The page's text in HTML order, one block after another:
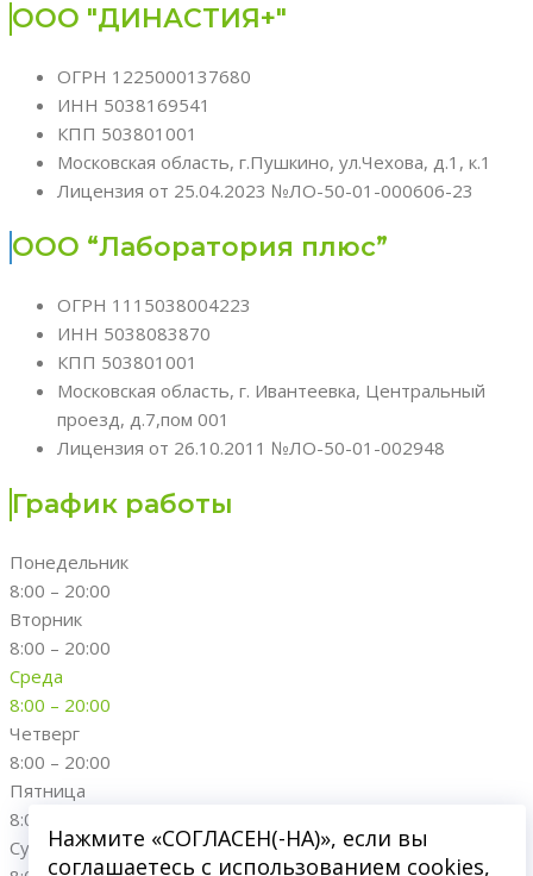
ООО "ДИНАСТИЯ+"
ОГРН 1225000137680
ИНН 5038169541
КПП 503801001
Московская область, г.Пушкино, ул.Чехова, д.1, к.1
Лицензия от 25.04.2023 №ЛО-50-01-000606-23
ООО “Лаборатория плюс”
ОГРН 1115038004223
ИНН 5038083870
КПП 503801001
Московская область, г. Ивантеевка, Центральный
проезд, д.7,пом 001
Лицензия от 26.10.2011 №ЛО-50-01-002948
График работы
Понедельник
8:00 – 20:00
Вторник
8:00 – 20:00
Среда
8:00 – 20:00
Четверг
8:00 – 20:00
Пятница
8:00 – 20:00
СубботаНажмите «СОГЛАСЕН(-НА)», если вы
соглашаетесь с использованием cookies,